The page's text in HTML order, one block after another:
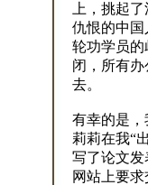
上，挑起
仇恨的中国
轮功学员
闭，所有
去。
有幸的是
莉莉在我“
写了论文
网站上要